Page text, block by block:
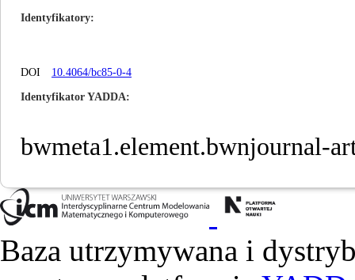
Identyfikatory
DOI 10.4064/bc85-0-4
Identyfikator YADDA
bwmeta1.element.bwnjournal-
Baza utrzymywana i